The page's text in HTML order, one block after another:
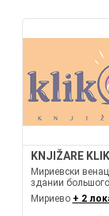
KNJIŽARE
Мириевски
здании
Мириево + 2